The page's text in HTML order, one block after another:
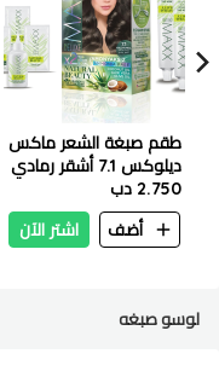
طقم صبغة الشعر ماكس
ديلوكس 7.1 أشقر رمادي
2.750 دب
أضف
اشتر الآن
لوسو صبغه